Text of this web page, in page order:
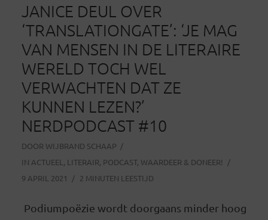
JANICE DEUL OVER
‘TRANSLATIONGATE’: ‘JE MAG
VAN MENSEN IN DE LITERAIRE
WERELD TOCH WEL
VERWACHTEN DAT ZE
KUNNEN LEZEN?’
NERDPODCAST #10
DOOR WIJBRAND SCHAAP
IN ACTUEEL , LITERAIR, PODCAST, WAARDEER & DONEER!
9 APRIL 2021
2 MINUTEN LEESTIJD
Podiumpoëzie wordt doorgaans minder hoog